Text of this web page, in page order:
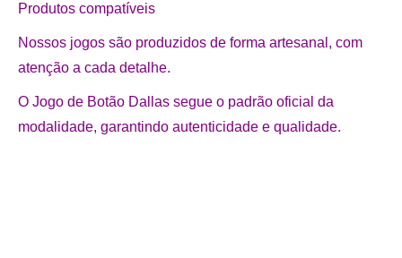
Produtos compatíveis
Nossos jogos são produzidos de forma artesanal, com
atenção a cada detalhe.
O Jogo de Botão Dallas segue o padrão oficial da
modalidade, garantindo autenticidade e qualidade.